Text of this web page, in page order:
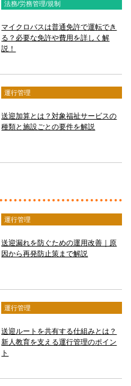
法務/労務管理/規制
マイクロバスは普通免許で運転でき
る？必要な免許や費用を詳しく解
説！
運行管理
送迎加算とは？対象福祉サービスの
種類と施設ごとの要件を解説
運行管理
送迎漏れを防ぐための運用改善｜原
因から再発防止策まで解説
運行管理
送迎ルートを共有する仕組みとは？
新人教育を支える運行管理のポイン
ト